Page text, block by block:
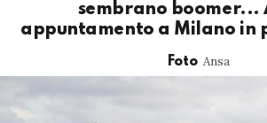
sembrano boomer...
appuntamento a Milano in
Foto Ansa